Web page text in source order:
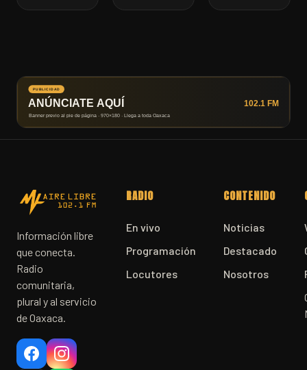
Información libre
que conecta.
Radio
comunitaria,
plural y al servicio
de Oaxaca.
RADIO
En vivo
Programación
Locutores
CONTENIDO
Noticias
Destacado
Nosotros